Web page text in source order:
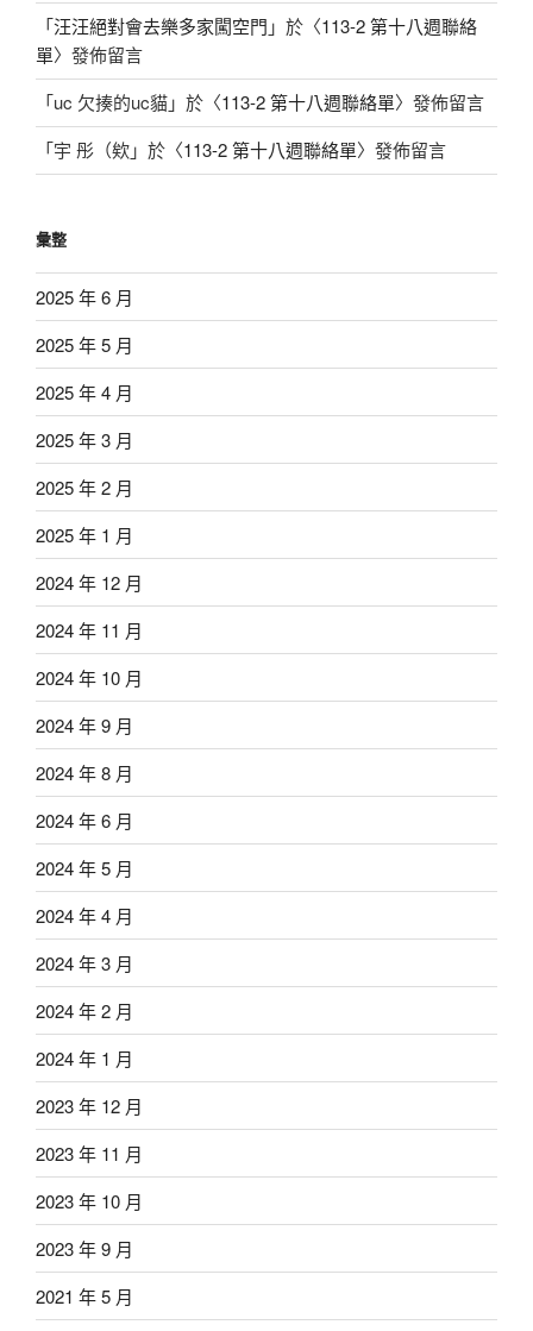
「汪汪絕對會去樂多家闖空門 」於〈113-2 第十八週聯絡
單〉發佈留言
「uc 欠揍的uc貓」於〈113-2 第十八週聯絡單〉發佈留言
「宇 彤（欸」於〈113-2 第十八週聯絡單〉發佈留言
彙整
2025 年 6 月
2025 年 5 月
2025 年 4 月
2025 年 3 月
2025 年 2 月
2025 年 1 月
2024 年 12 月
2024 年 11 月
2024 年 10 月
2024 年 9 月
2024 年 8 月
2024 年 6 月
2024 年 5 月
2024 年 4 月
2024 年 3 月
2024 年 2 月
2024 年 1 月
2023 年 12 月
2023 年 11 月
2023 年 10 月
2023 年 9 月
2021 年 5 月